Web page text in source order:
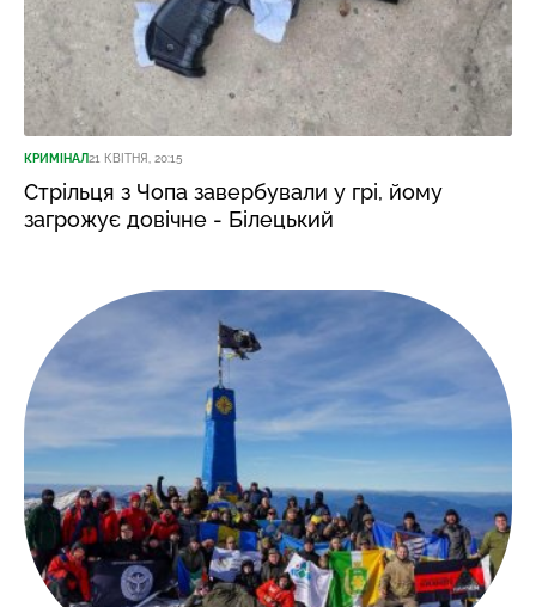
КРИМІНАЛ21 КВІТНЯ, 20:15
Стрільця з Чопа завербували у грі, йому
загрожує довічне - Білецький